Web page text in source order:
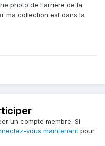
photo de l'arrière de la
ma collection est dans la
un compte membre. Si
vous maintenant pour